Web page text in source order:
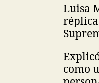
Luisa
como